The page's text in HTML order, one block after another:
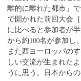
離的に離れた都市」
で開かれた前回大会［
に比べると参加者が
から約100名が参加し、
また西ヨーロッパの
しい交流が生まれたよ
うに思う。日本から